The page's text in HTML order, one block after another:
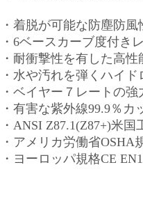
・着脱が可能な防塵防
・6ベースカーブ度付き
・耐衝撃性を有した高
・水や汚れを弾くハイ
・ベイヤー７レートの
・有害な紫外線99.9％カ
・ANSI Z87.1(Z87+)米国
・アメリカ労働省OSHA
・ヨーロッパ規格CE